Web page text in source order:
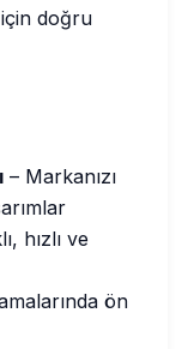
doğru
– Markanızı
hızlı ve
ön